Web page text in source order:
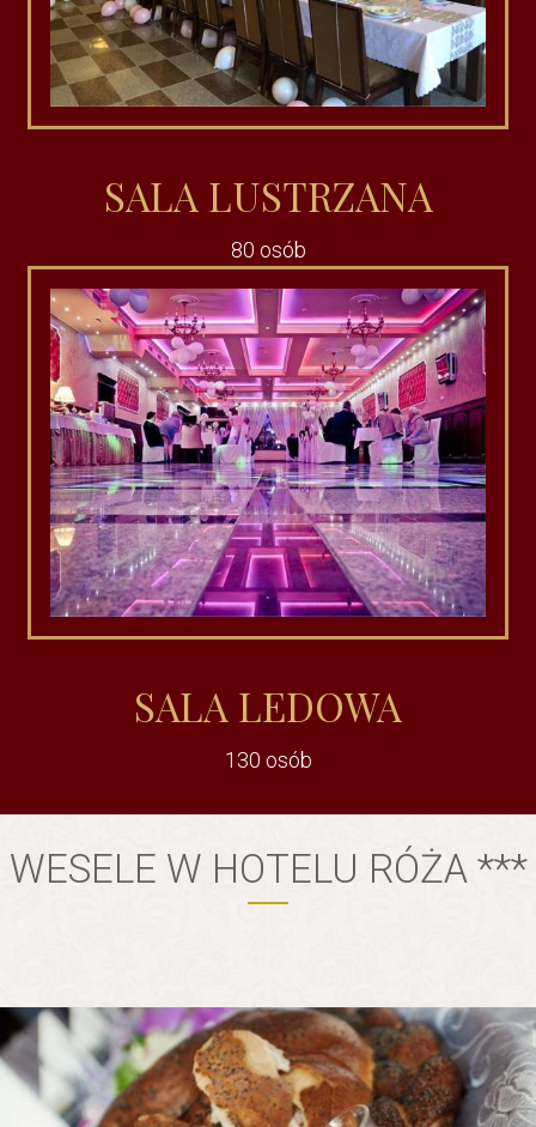
SALA LUSTRZANA
80 osób
SALA LEDOWA
130 osób
WESELE W HOTELU RÓŻA ***